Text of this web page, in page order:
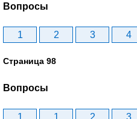
Вопросы
1 2 3 4
Страница 98
Вопросы
1 1 2 3